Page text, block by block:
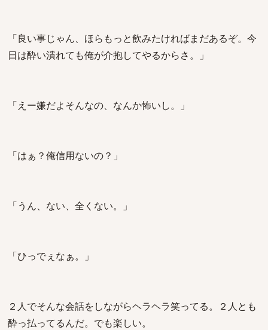
「良い事じゃん、ほらもっと飲みたければまだあるぞ。今
日は酔い潰れても俺が介抱してやるからさ。」
「えー嫌だよそんなの、なんか怖いし。」
「はぁ？俺信用ないの？」
「うん、ない、全くない。」
「ひっでぇなぁ。」
２人でそんな会話をしながらヘラヘラ笑ってる。２人とも
酔っ払ってるんだ。でも楽しい。